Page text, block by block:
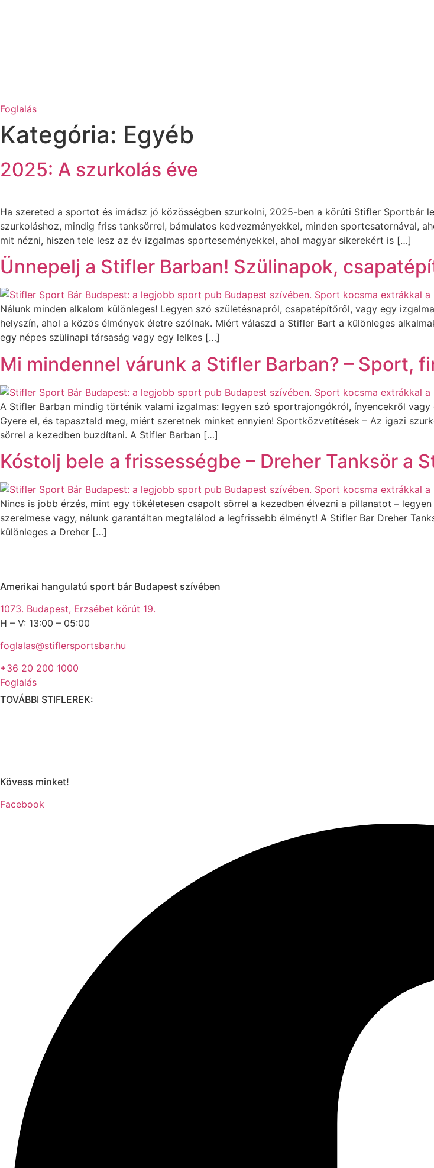
Foglalás
Kategória: Egyéb
2025: A szurkolás éve
Ha szereted a sportot és imádsz jó közösségben szurkolni, 2025-ben a körúti Stifler Sportbár
szurkoláshoz, mindig friss tanksörrel, bámulatos kedvezményekkel, minden sportcsatornával,
mit nézni, hiszen tele lesz az év izgalmas sporteseményekkel, ahol magyar sikerekért is […]
Ünnepelj a Stifler Barban! Szülinapok,
Nálunk minden alkalom különleges! Legyen szó születésnapról, csapatépítőről, vagy egy
helyszín, ahol a közös élmények életre szólnak. Miért válaszd a Stifler Bart a különleges
egy népes szülinapi társaság vagy egy lelkes […]
Mi mindennel várunk a Stifler Barban? – Sport,
A Stifler Barban mindig történik valami izgalmas: legyen szó sportrajongókról, ínyencekről
Gyere el, és tapasztald meg, miért szeretnek minket ennyien! Sportközvetítések – Az igazi
sörrel a kezedben buzdítani. A Stifler Barban […]
Kóstolj bele a frissességbe – Dreher Tanksör a
Nincs is jobb érzés, mint egy tökéletesen csapolt sörrel a kezedben élvezni a pillanatot –
szerelmese vagy, nálunk garantáltan megtalálod a legfrissebb élményt! A Stifler Bar Dreher
különleges a Dreher […]
Amerikai hangulatú sport bár Budapest szívében
1073. Budapest, Erzsébet körút 19.
H – V: 13:00 – 05:00
foglalas@stiflersportsbar.hu
+36 20 200 1000
Foglalás
TOVÁBBI STIFLEREK:
Kövess minket!
Facebook